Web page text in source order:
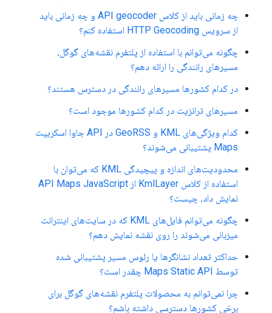
چه زمانی باید از کلاس API geocoder و چه زمانی باید
از سرویس HTTP Geocoding استفاده کنم؟
چگونه می‌توانم با استفاده از پلتفرم نقشه‌های گوگل،
مسیرهای رانندگی را ارائه دهم؟
در کدام کشورها مسیرهای رانندگی در دسترس هستند؟
مسیرهای ترانزیت در کدام کشورها موجود است؟
کدام ویژگی‌های KML و GeoRSS در API جاوا اسکریپت
Maps پشتیبانی می‌شوند؟
محدودیت‌های اندازه و پیچیدگی KML که می‌توان با
استفاده از کلاس KmlLayer از API Maps JavaScript
نمایش داد، چیست؟
چگونه می‌توانم فایل‌های KML که در سایت‌های اینترانت
میزبانی می‌شوند را روی نقشه نمایش دهم؟
حداکثر تعداد نشانگرها یا رئوس مسیر پشتیبانی شده
توسط Maps Static API چقدر است؟
چرا نمی‌توانم به محصولات پلتفرم نقشه‌های گوگل برای
برخی کشورها دسترسی داشته باشم؟